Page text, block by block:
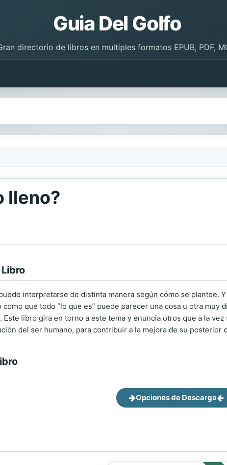
Guia Del Golfo
directorio de libros en multiples formatos EPUB, PDF,
lleno?
interpretarse de distinta manera según cómo se plantee.
que todo “lo que es” puede parecer una cosa u otra
Este libro gira en torno a este tema y enuncia otros que a la
del ser humano, para contribuir a la mejora de su posterior
Opciones de Descarga